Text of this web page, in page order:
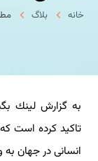
خدمات ما
درباره ما
آموزش
خانه بلاگ
به گزارش لینك
تاكید كرده است
انسانی در جهان به